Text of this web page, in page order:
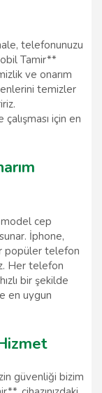
telefonunuzu
Tamir**
ve onarım
temizler
için en
cep
İphone,
popüler telefon
Her telefon
bir şekilde
en uygun
güvenliği bizim